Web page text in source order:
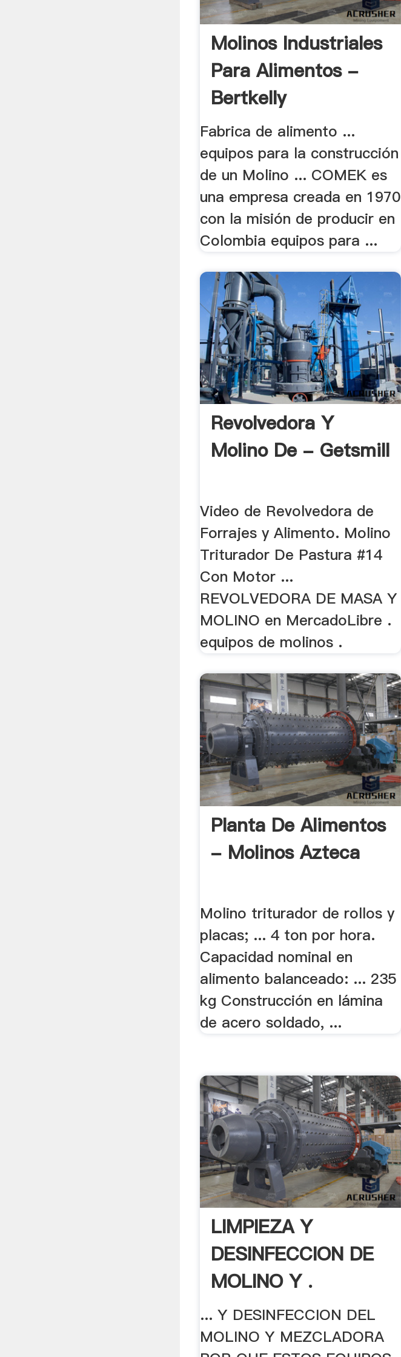
Molinos Industriales
Para Alimentos -
Bertkelly
Fabrica de alimento ...
equipos para la construcción
de un Molino ... COMEK es
una empresa creada en 1970
con la misión de producir en
Colombia equipos para ...
Revolvedora Y
Molino De - Getsmill
Video de Revolvedora de
Forrajes y Alimento. Molino
Triturador De Pastura #14
Con Motor ...
REVOLVEDORA DE MASA Y
MOLINO en MercadoLibre .
equipos de molinos .
Planta De Alimentos
- Molinos Azteca
Molino triturador de rollos y
placas; ... 4 ton por hora.
Capacidad nominal en
alimento balanceado: ... 235
kg Construcción en lámina
de acero soldado, ...
LIMPIEZA Y
DESINFECCION DE
MOLINO Y .
... Y DESINFECCION DEL
MOLINO Y MEZCLADORA